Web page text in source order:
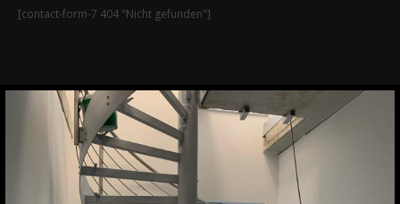
[contact-form-7 404 "Nicht gefunden"]